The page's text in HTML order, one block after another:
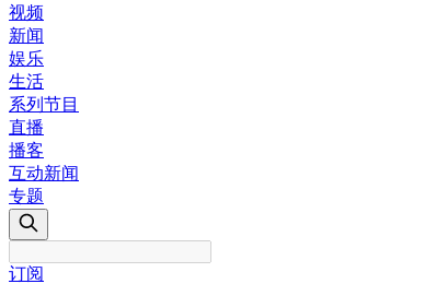
视频
新闻
娱乐
生活
系列节目
直播
播客
互动新闻
专题
订阅